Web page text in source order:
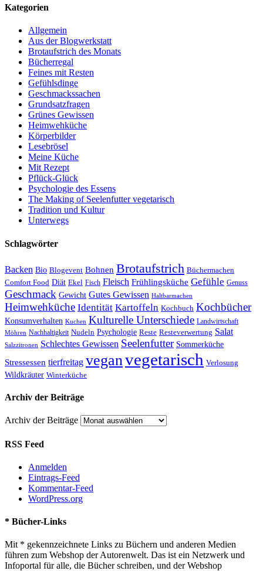
Kategorien
Allgemein
Aus der Blogwerkstatt
Brotaufstrich des Monats
Bücherregal
Feines mit Resten
Gefühlsdinge
Geschmackssachen
Grundsatzfragen
Grünes Gewissen
Heimwehküche
Körperbilder
Lesebrösel
Meine Küche
Mit Rezept
Pflück-Glück
Psychologie des Essens
The Making of Seelenfutter vegetarisch
Tradition und Kultur
Unterwegs
Schlagwörter
Backen Bio Blogevent Bohnen Brotaufstrich Büchermachen
Comfort Food Diät Ekel Fisch Fleisch Frühlingsküche Gefühle Genuss
Geschmack Gewicht Gutes Gewissen Haltbarmachen
Heimwehküche Identität Kartoffeln Kochbuch Kochbücher
Konsumverhalten Kuchen Kulturelle Unterschiede Landwirtschaft
Möhren Nachhaltigkeit Nudeln Psychologie Reste Resteverwertung Salat
Salzzitronen Schlechtes Gewissen Seelenfutter Sommerküche
Stressessen tierfreitag veganvegetarisch Verlosung
Wildkräuter Winterküche
Archiv der Beiträge
Archiv der Beiträge
RSS Feed
Anmelden
Eintrags-Feed
Kommentar-Feed
WordPress.org
* Bücher-Links
Mit * gekennzeichnete Links zu Büchern und anderen Medien
führen zum Webshop der Autorenwelt. Das ist ein Netzwerk und
Infoportal für alle, die Bücher schreiben, und der Webshop